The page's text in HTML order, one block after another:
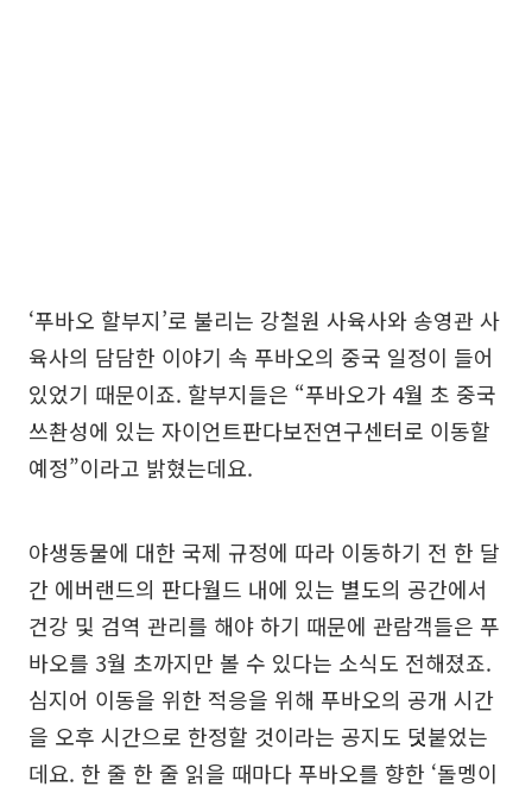
‘푸바오 할부지’로 불리는 강철원 사육사와 송영관 사
육사의 담담한 이야기 속 푸바오의 중국 일정이 들어
있었기 때문이죠. 할부지들은 “푸바오가 4월 초 중국
쓰촨성에 있는 자이언트판다보전연구센터로 이동할
예정”이라고 밝혔는데요.
야생동물에 대한 국제 규정에 따라 이동하기 전 한 달
간 에버랜드의 판다월드 내에 있는 별도의 공간에서
건강 및 검역 관리를 해야 하기 때문에 관람객들은 푸
바오를 3월 초까지만 볼 수 있다는 소식도 전해졌죠.
심지어 이동을 위한 적응을 위해 푸바오의 공개 시간
을 오후 시간으로 한정할 것이라는 공지도 덧붙었는
데요. 한 줄 한 줄 읽을 때마다 푸바오를 향한 ‘돌멩이